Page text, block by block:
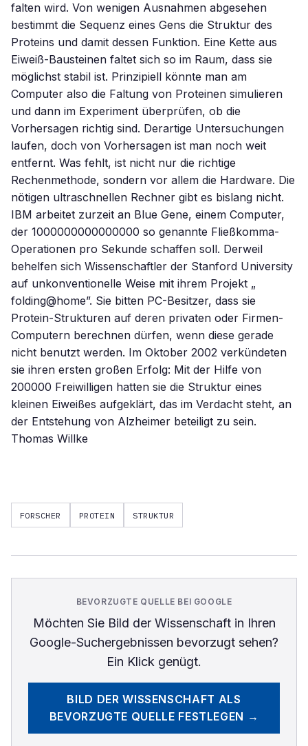
falten wird. Von wenigen Ausnahmen abgesehen
bestimmt die Sequenz eines Gens die Struktur des
Proteins und damit dessen Funktion. Eine Kette aus
Eiweiß-Bausteinen faltet sich so im Raum, dass sie
möglichst stabil ist. Prinzipiell könnte man am
Computer also die Faltung von Proteinen simulieren
und dann im Experiment überprüfen, ob die
Vorhersagen richtig sind. Derartige Untersuchungen
laufen, doch von Vorhersagen ist man noch weit
entfernt. Was fehlt, ist nicht nur die richtige
Rechenmethode, sondern vor allem die Hardware. Die
nötigen ultraschnellen Rechner gibt es bislang nicht.
IBM arbeitet zurzeit an Blue Gene, einem Computer,
der 1000000000000000 so genannte Fließkomma-
Operationen pro Sekunde schaffen soll. Derweil
behelfen sich Wissenschaftler der Stanford University
auf unkonventionelle Weise mit ihrem Projekt „
folding@home”. Sie bitten PC-Besitzer, dass sie
Protein-Strukturen auf deren privaten oder Firmen-
Computern berechnen dürfen, wenn diese gerade
nicht benutzt werden. Im Oktober 2002 verkündeten
sie ihren ersten großen Erfolg: Mit der Hilfe von
200000 Freiwilligen hatten sie die Struktur eines
kleinen Eiweißes aufgeklärt, das im Verdacht steht, an
der Entstehung von Alzheimer beteiligt zu sein.
Thomas Willke
FORSCHER PROTEIN STRUKTUR
BEVORZUGTE QUELLE BEI GOOGLE
Möchten Sie Bild der Wissenschaftin Ihren
Google-Suchergebnissen bevorzugt sehen?
Ein Klick genügt.
BILD DER WISSENSCHAFT ALS
BEVORZUGTE QUELLE FESTLEGEN →